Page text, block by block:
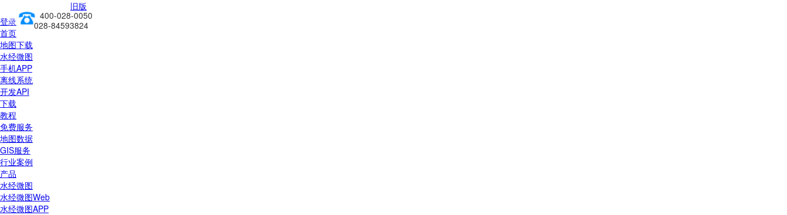
前往新版
旧版
登录
400-028-0050
028-84593824
首页
地图下载
水经微图
手机APP
离线系统
开发API
下载
教程
免费服务
地图数据
GIS服务
行业案例
产品
水经微图
水经微图Web
水经微图APP